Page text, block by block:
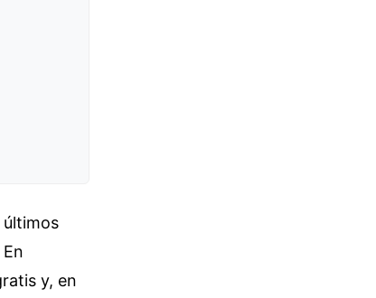
últimos
y, en